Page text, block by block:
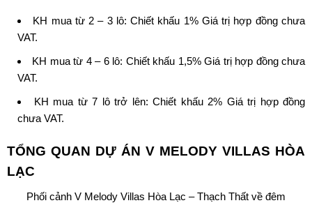
KH mua từ 2 – 3 lô: Chiết khấu 1% Giá trị hợp đồng chưa
VAT.
KH mua từ 4 – 6 lô: Chiết khấu 1,5% Giá trị hợp đồng chưa
VAT.
KH mua từ 7 lô trở lên: Chiết khấu 2% Giá trị hợp đồng
chưa VAT.
TỔNG QUAN DỰ ÁN V MELODY VILLAS HÒA
LẠC
Phối cảnh V Melody Villas Hòa Lạc – Thạch Thất về đêm